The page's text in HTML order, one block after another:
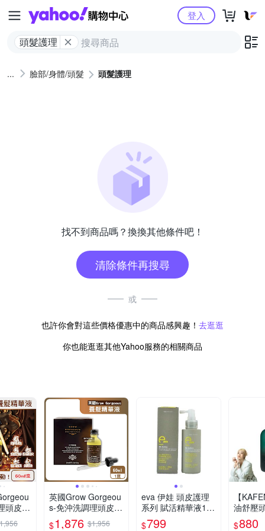
Yahoo購物中心
頭髮護理
登入
臉部/身體/頭髮 頭髮護理
找不到商品嗎？換換其他條件吧！
清除條件再搜尋
或
也許你會對這些價格優惠中的商品感興趣！ 去逛逛
你也能逛逛其他Yahoo服務的相關商品
頭皮強
華液6
英國Grow Gorgeou
s-免沖洗調理頭皮強
健髮根養髮精華液6
$1,876 $1,956
eva 伊娃 頭皮護理
系列 賦活精華液100
ML 易落髮頭皮、強
$799
【
油舒壓
20ml
$880